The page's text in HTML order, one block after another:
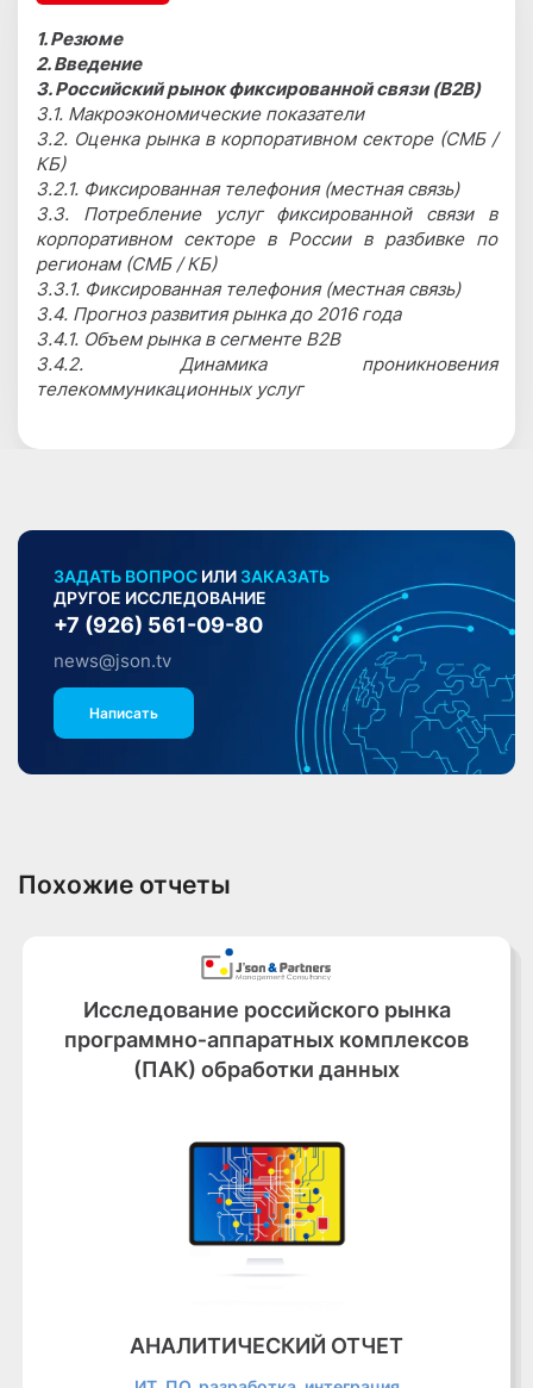
1. Резюме
2. Введение
3. Российский рынок фиксированной связи (B2B)
3.1. Макроэкономические показатели
3.2. Оценка рынка в корпоративном секторе (СМБ /
КБ)
3.2.1. Фиксированная телефония (местная связь)
3.3. Потребление услуг фиксированной связи в
корпоративном секторе в России в разбивке по
регионам (СМБ / КБ)
3.3.1. Фиксированная телефония (местная связь)
3.4. Прогноз развития рынка до 2016 года
3.4.1. Объем рынка в сегменте B2B
3.4.2. Динамика проникновения
телекоммуникационных услуг
ЗАДАТЬ ВОПРОС ИЛИ ЗАКАЗАТЬ
ДРУГОЕ ИССЛЕДОВАНИЕ
+7 (926) 561-09-80
news@json.tv
Написать
Похожие отчеты
Исследование российского рынка
программно‑аппаратных комплексов
(ПАК) обработки данных
АНАЛИТИЧЕСКИЙ ОТЧЕТ